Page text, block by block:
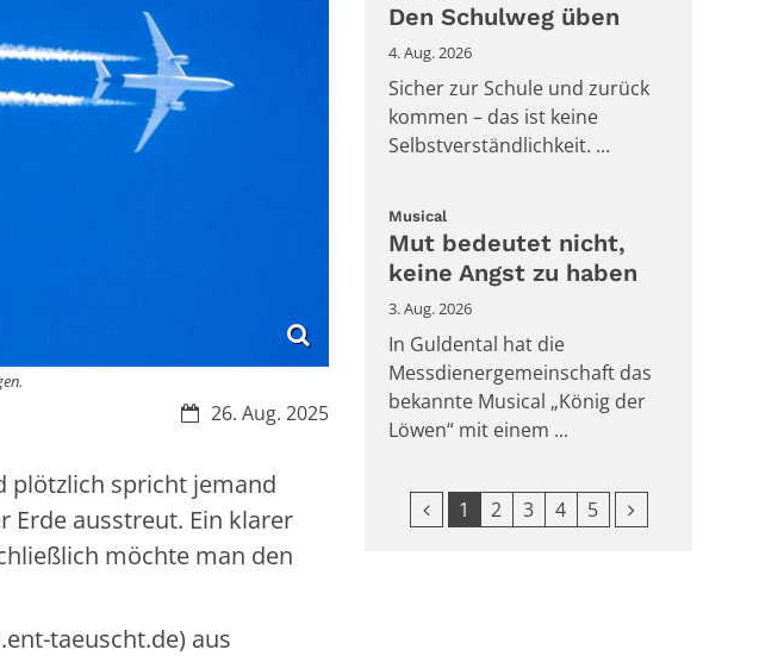
Datum:
26. Aug. 2025
plötzlich spricht jemand
Erde ausstreut. Ein klarer
möchte man den
taeuscht.de) aus
Den Schulweg üben
4. Aug. 2026
Sicher zur Schule und zurück
kommen – das ist keine
Selbstverständlichkeit. ...
Musical
Mut bedeutet nicht,
keine Angst zu haben
3. Aug. 2026
In Guldental hat die
Messdienergemeinschaft das
bekannte Musical „König der
Löwen“ mit einem ...
Vorherige Seite
1 2 3 4 5 Nächste Seite